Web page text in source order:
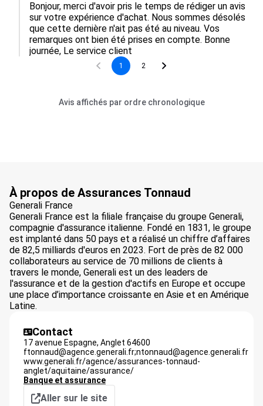
Bonjour, merci d'avoir pris le temps de rédiger un avis
sur votre expérience d'achat. Nous sommes désolés
que cette dernière n'ait pas été au niveau. Vos
remarques ont bien été prises en compte. Bonne
journée, Le service client
1 2
Avis affichés par ordre chronologique
À propos de Assurances Tonnaud
Generali France
Generali France est la filiale française du groupe Generali,
compagnie d'assurance italienne. Fondé en 1831, le groupe
est implanté dans 50 pays et a réalisé un chiffre d’affaires
de 82,5 milliards d'euros en 2023. Fort de près de 82 000
collaborateurs au service de 70 millions de clients à
travers le monde, Generali est un des leaders de
l'assurance et de la gestion d'actifs en Europe et occupe
une place d’importance croissante en Asie et en Amérique
Latine.
Contact
17 avenue Espagne, Anglet 64600
ftonnaud@agence.generali.fr;ntonnaud@agence.generali.fr
www.generali.fr/agence/assurances-tonnaud-
anglet/aquitaine/assurance/
Banque et assurance
Aller sur le site